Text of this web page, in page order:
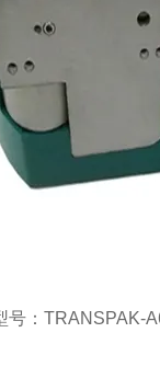
：TRANSPAK-